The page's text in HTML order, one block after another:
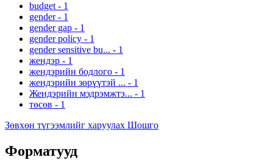
budget - 1
gender - 1
gender gap - 1
gender policy - 1
gender sensitive bu... - 1
жендэр - 1
жендэрийн бодлого - 1
жендэрийн зөрүүтэй ... - 1
Жендэрийн мэдрэмжтэ... - 1
төсөв - 1
Зөвхөн түгээмлийг харуулах Шошго
Форматууд